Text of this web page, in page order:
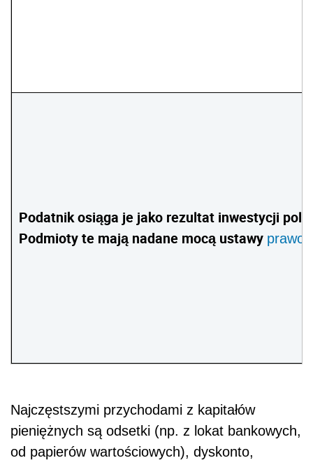
Podatnik osiąga je jako rezultat inwestycji
Podmioty te mają nadane mocą ustawy prawo
Najczęstszymi przychodami z kapitałów
pieniężnych są odsetki (np. z lokat bankowych,
od papierów wartościowych), dyskonto,